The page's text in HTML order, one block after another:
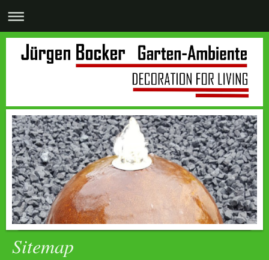
Sitemap